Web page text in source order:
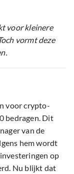
voor kleinere
vormt deze
voor crypto-
bedragen. Dit
van de
hem wordt
op
Nu blijkt dat